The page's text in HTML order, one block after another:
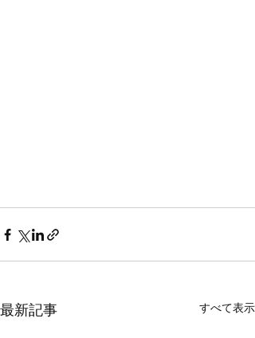
最新記事 すべて表示